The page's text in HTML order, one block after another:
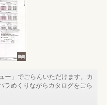
ー」でごらんいただけます。カ
ラめくりながらカタログをごら